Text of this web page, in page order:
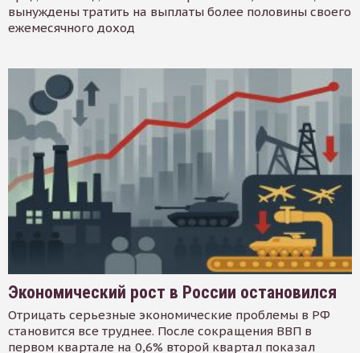
вынуждены тратить на выплаты более половины своего
ежемесячного доход
Экономический рост в России остановился
Отрицать серьезные экономические проблемы в РФ
становится все труднее. После сокращения ВВП в
первом квартале на 0,6% второй квартал показал